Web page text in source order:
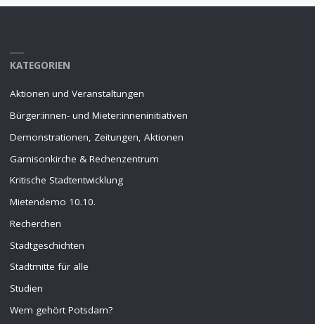
KATEGORIEN
Aktionen und Veranstaltungen
Bürger:innen- und Mieter:inneninitiativen
Demonstrationen, Zeitungen, Aktionen
Garnisonkirche & Rechenzentrum
Kritische Stadtentwicklung
Mietendemo 10.10.
Recherchen
Stadtgeschichten
Stadtmitte für alle
Studien
Wem gehört Potsdam?